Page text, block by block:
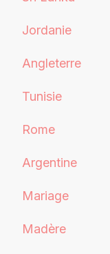
Jordanie
Angleterre
Tunisie
Rome
Argentine
Mariage
Madère